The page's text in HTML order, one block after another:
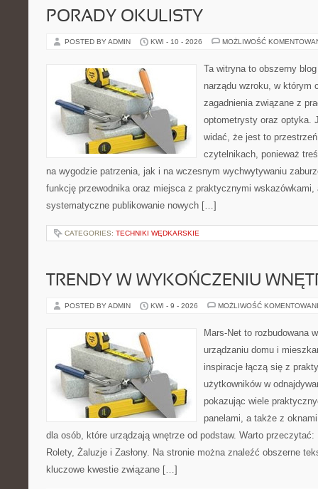
PORADY OKULISTY
POSTED BY ADMIN KWI - 10 - 2026 MOŻLIWOŚĆ
Ta witryna to obszerny
narządu wzroku, w którym
zagadnienia związane z
optometrysty oraz optyka.
widać, że jest to
czytelnikach, ponieważ
na wygodzie patrzenia, jak i na wczesnym wychwytywaniu
funkcję przewodnika oraz miejsca z praktycznymi wskazówkami,
systematyczne publikowanie nowych […]
CATEGORIES: TECHNIKI WĘDKARSKIE
TRENDY W WYKOŃCZENIU
POSTED BY ADMIN KWI - 9 - 2026 MOŻLIWOŚĆ
Mars-Net to rozbudowana
urządzaniu domu i
inspiracje łączą się z
użytkowników w
pokazując wiele
panelami, a także z
dla osób, które urządzają wnętrze od podstaw. Warto przeczytać:
Rolety, Żaluzje i Zasłony. Na stronie można znaleźć obszerne
kluczowe kwestie związane […]